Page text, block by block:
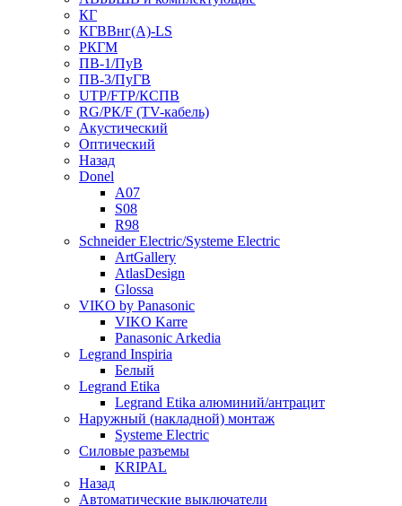
КГ
КГВВнг(А)-LS
РКГМ
ПВ-1/ПуВ
ПВ-3/ПуГВ
UTP/FTP/КСПВ
RG/РК/F (TV-кабель)
Акустический
Оптический
Назад
Donel
A07
S08
R98
Schneider Electric/Systeme Electric
ArtGallery
AtlasDesign
Glossa
VIKO by Panasonic
VIKO Karre
Panasonic Arkedia
Legrand Inspiria
Белый
Legrand Etika
Legrand Etika алюминий/антрацит
Наружный (накладной) монтаж
Systeme Electric
Силовые разъемы
KRIPAL
Назад
Автоматические выключатели